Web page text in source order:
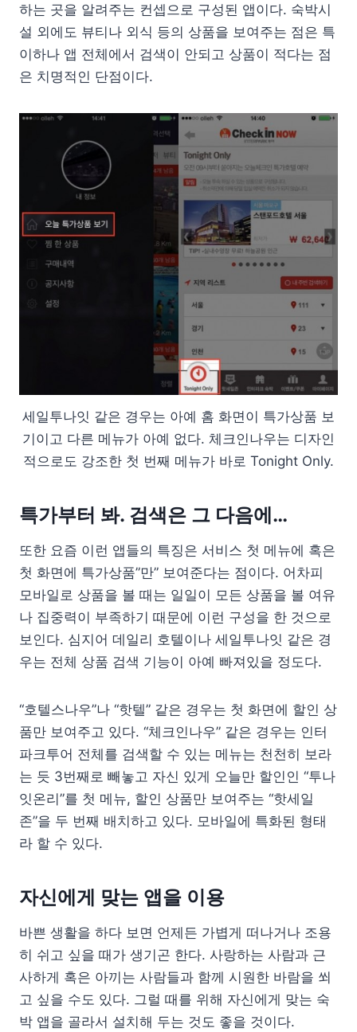
하는 곳을 알려주는 컨셉으로 구성된 앱이다. 숙박시
설 외에도 뷰티나 외식 등의 상품을 보여주는 점은 특
이하나 앱 전체에서 검색이 안되고 상품이 적다는 점
은 치명적인 단점이다.
세일투나잇 같은 경우는 아예 홈 화면이 특가상품 보
기이고 다른 메뉴가 아예 없다. 체크인나우는 디자인
적으로도 강조한 첫 번째 메뉴가 바로 Tonight Only.
특가부터 봐. 검색은 그 다음에…
또한 요즘 이런 앱들의 특징은 서비스 첫 메뉴에 혹은
첫 화면에 특가상품”만” 보여준다는 점이다. 어차피
모바일로 상품을 볼 때는 일일이 모든 상품을 볼 여유
나 집중력이 부족하기 때문에 이런 구성을 한 것으로
보인다. 심지어 데일리 호텔이나 세일투나잇 같은 경
우는 전체 상품 검색 기능이 아예 빠져있을 정도다.
“호텔스나우”나 “핫텔” 같은 경우는 첫 화면에 할인 상
품만 보여주고 있다. “체크인나우” 같은 경우는 인터
파크투어 전체를 검색할 수 있는 메뉴는 천천히 보라
는 듯 3번째로 빼놓고 자신 있게 오늘만 할인인 “투나
잇온리”를 첫 메뉴, 할인 상품만 보여주는 “핫세일
존”을 두 번째 배치하고 있다. 모바일에 특화된 형태
라 할 수 있다.
자신에게 맞는 앱을 이용
바쁜 생활을 하다 보면 언제든 가볍게 떠나거나 조용
히 쉬고 싶을 때가 생기곤 한다. 사랑하는 사람과 근
사하게 혹은 아끼는 사람들과 함께 시원한 바람을 쐬
고 싶을 수도 있다. 그럴 때를 위해 자신에게 맞는 숙
박 앱을 골라서 설치해 두는 것도 좋을 것이다.